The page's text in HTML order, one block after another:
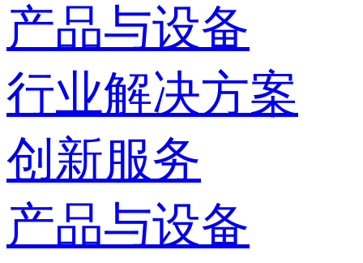
产品与设备
行业解决方案
创新服务
产品与设备